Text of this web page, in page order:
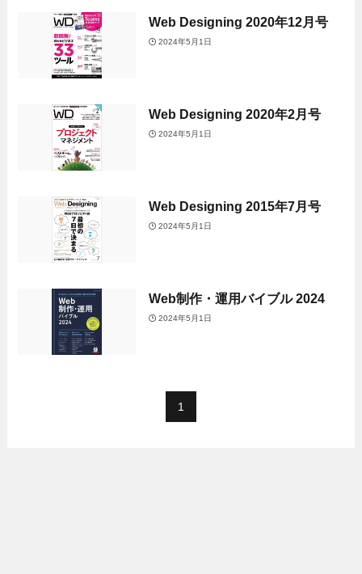
Web Designing 2020年12月号
2024年5月1日
Web Designing 2020年2月号
2024年5月1日
Web Designing 2015年7月号
2024年5月1日
Web制作・運用バイブル 2024
2024年5月1日
1